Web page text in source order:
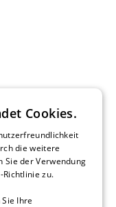
Cookies.
die weitere
Sie der Verwendung
Richtlinie zu.
Ihre